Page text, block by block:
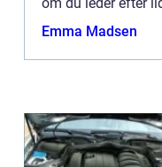
planlægger...
Emma Madsen